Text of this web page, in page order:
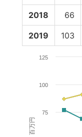
2018 66
2019 103
百万円
75
100
125